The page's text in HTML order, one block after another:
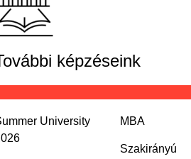
képzéseink
University
MBA
Szakirányú